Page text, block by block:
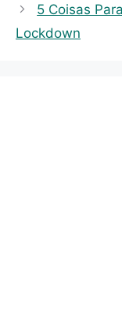
e
g
5 Coisas
Lockdown